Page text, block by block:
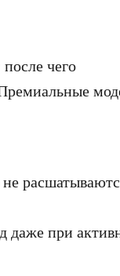
чего
даже при